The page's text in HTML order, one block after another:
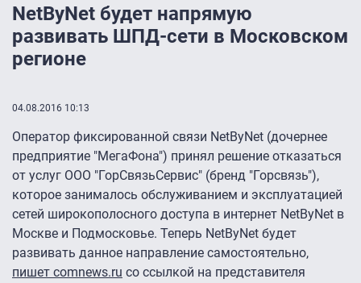
NetByNet будет напрямую
развивать ШПД-сети в Московском
регионе
04.08.2016 10:13
Оператор фиксированной связи NetByNet (дочернее
предприятие "МегаФона") принял решение отказаться
от услуг ООО "ГорСвязьСервис" (бренд "Горсвязь"),
которое занималось обслуживанием и эксплуатацией
сетей широкополосного доступа в интернет NetByNet в
Москве и Подмосковье. Теперь NetByNet будет
развивать данное направление самостоятельно,
пишет comnews.ru со ссылкой на представителя